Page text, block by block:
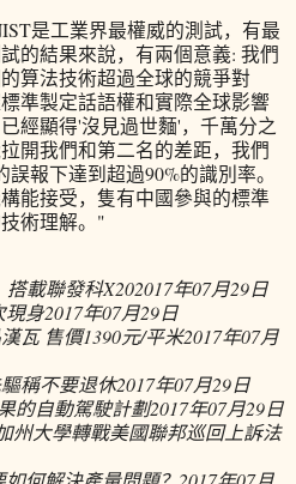
是工業界最權威的測試，有最
的結果來說，有兩個意義: 我們
算法技術超過全球的競爭對
準製定話語權和實際全球影響
經顯得'沒見過世麵'，千萬分之
開我們和第二名的差距，我們
報下達到超過90%的識別率。
能接受，隻有中國參與的標準
術理解。"
搭載聯發科X202017年07月29日
現身2017年07月29日
瓦 售價1390元/平米2017年07月
稱不要退休2017年07月29日
的自動駕駛計劃2017年07月29日
州大學轉戰美國聯邦巡回上訴法